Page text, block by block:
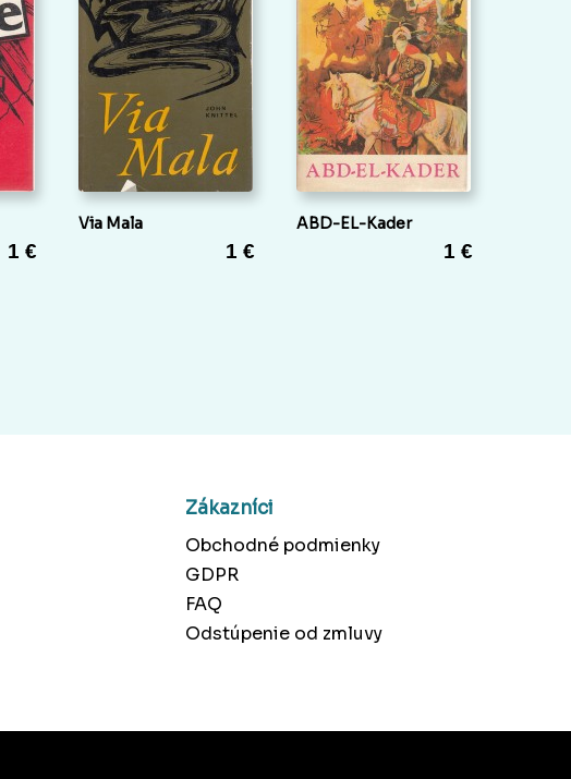
1 €
Via Mala
1 €
ABD-EL-Kader
1 €
Zákazníci
Obchodné podmienky
GDPR
FAQ
Odstúpenie od zmluvy